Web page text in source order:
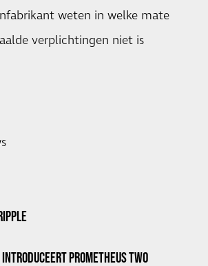
weten in welke mate
verplichtingen niet is
PROMETHEUS TWO